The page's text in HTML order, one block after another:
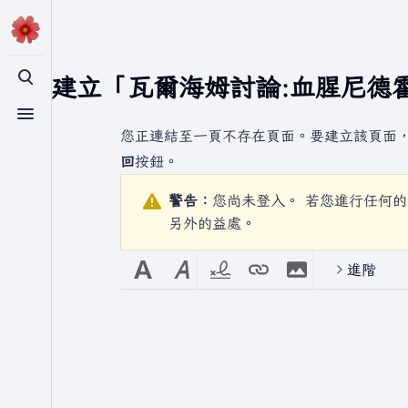
切換搜尋
切換選單
正在建立「瓦爾海姆討論:血腥尼德
您正連結至一頁不存在頁面。要建立該頁面
回按鈕。
警告： 您尚未登入。 若您進行任何
另外的益處。
進階